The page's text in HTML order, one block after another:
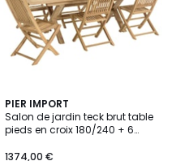
PIER IMPORT
Salon de jardin teck brut table
pieds en croix 180/240 + 6
1374,00 €